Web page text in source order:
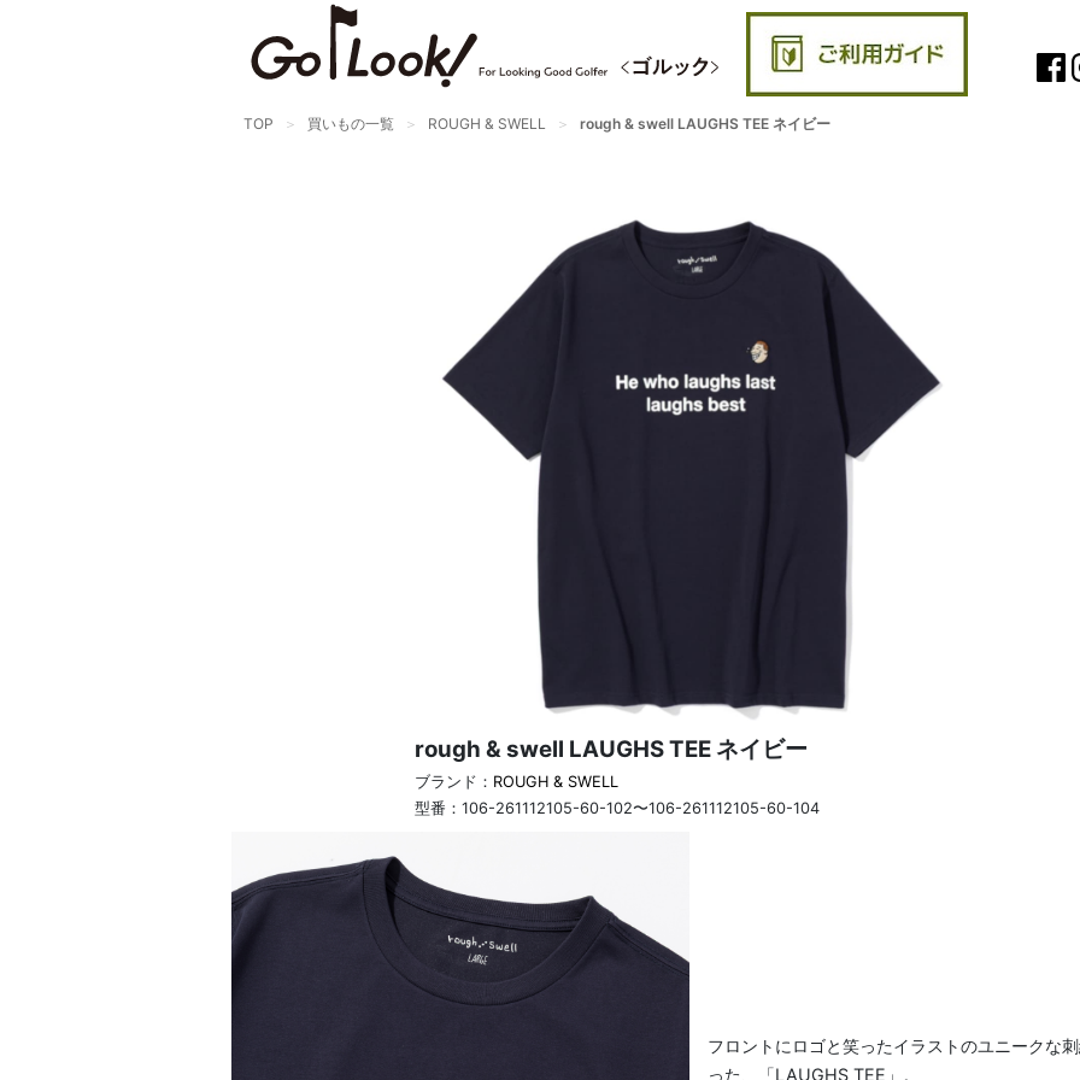
TOP 買いもの一覧 ROUGH & SWELL rough & swell LAUGHS TEE ネイビー
rough & swell LAUGHS TEE ネイビー
ブランド： ROUGH & SWELL
型番： 106-261112105-60-102〜106-261112105-60-104
フロントにロゴと笑ったイラストのユニークな
った、「LAUGHS TEE」。